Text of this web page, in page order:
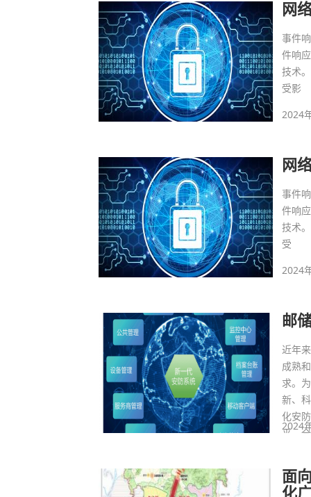
网
事件
件响
技术
受影
2024
网
事件
件响
技术
受
2024
邮
近年
成熟
求。
新、
化安
平，
2024
面
化